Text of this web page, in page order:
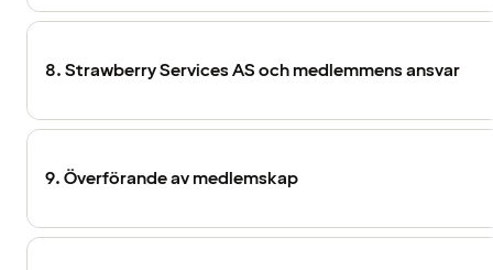
8. Strawberry Services AS och medlemmens ansvar
9. Överförande av medlemskap